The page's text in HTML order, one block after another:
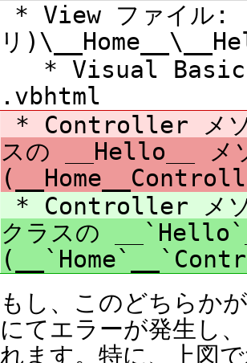
* View ファイル:
リ
* Visual Basic プ
.vbhtml
* Controller メ
スの __Hello__ メ
* Controller メ
クラスの
もし、このどちらか
にてエラーが発生し
れます。特に、上図